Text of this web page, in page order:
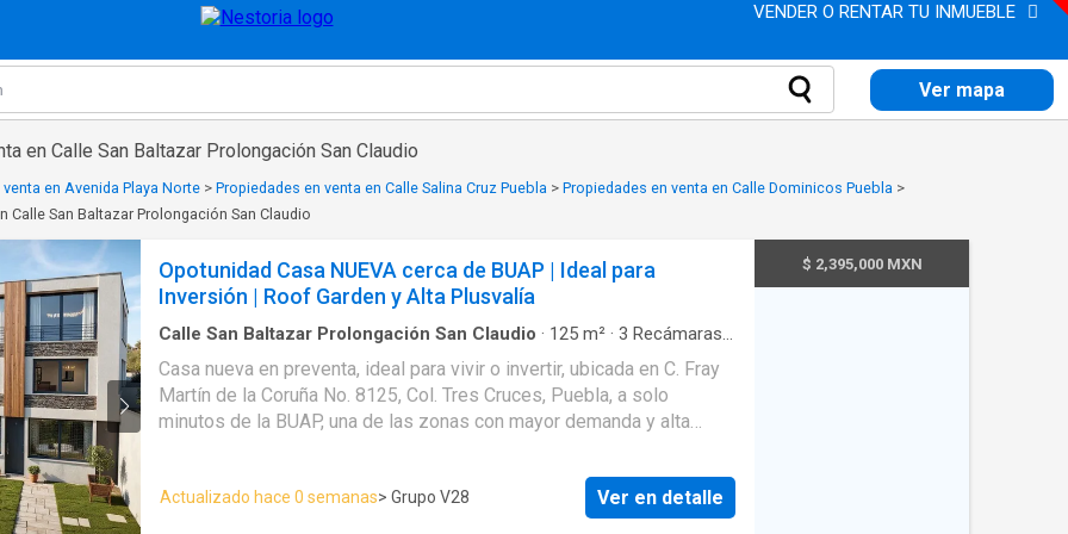
VENDER O RENTAR TU INMUEBLE
Ver mapa
en Calle San Baltazar Prolongación San Claudio
en Avenida Playa Norte > Propiedades en venta en Calle Salina Cruz Puebla > Propiedades en venta en Calle Dominicos Puebla >
Calle San Baltazar Prolongación San Claudio
Opotunidad Casa NUEVA cerca de BUAP | Ideal para
Inversión | Roof Garden y Alta Plusvalía
Calle San Baltazar Prolongación San Claudio · 125 m² · 3 Recámaras·
Cuarto de Limpieza·Cuarto de servicio·Electricidad ·Estacionamiento·
Internet·Jardín·Recámara con closet·Azotea· Terraza· Vista
panorámica ·Wifi
Casa nueva en preventa, ideal para vivir o invertir, ubicada en C. Fray
Martín de la Coruña No. 8125, Col. Tres Cruces, Puebla, a solo
minutos de la BUAP, una de las zonas con mayor demanda y alta
construcción fue diseñada para ofrecer funcionalidad, iluminación
natural y espacios bien distribuidos, convirtiéndola en una excelente
oportunidad de inversión inmobiliaria o en el hogar perfecto para
Actualizado hace 0 semanas> Grupo V28 Ver en detalle
$ 2,395,000 MXN